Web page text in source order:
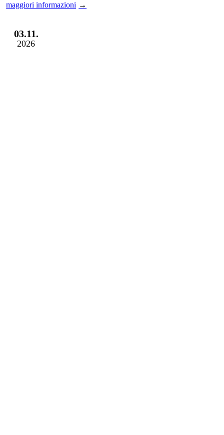
maggiori informazioni
03.11.
2026